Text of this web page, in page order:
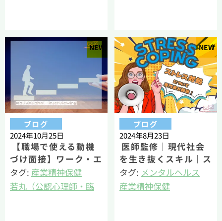
ー）
ー）
NEW
ブログ
2024年10月25日
【職場で使える動機
づけ面接】ワーク・エ
ンゲージメントを高め
るスキル
タグ: 産業精神保健
若丸（公認心理師・臨
NEW
ブログ
2024年8月23日
医師監修｜現代社会
を生き抜くスキル｜ス
トレスコーピングを解
説
タグ: メンタルヘルス
産業精神保健